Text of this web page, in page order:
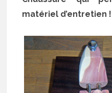
matériel d’entretien !